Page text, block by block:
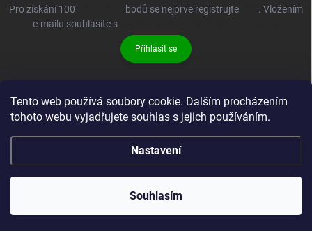
Tento web používá soubory cookie. Dalším procházením
tohoto webu vyjadřujete souhlas s jejich používáním.
Nastavení
Souhlasím
Pro získání 100 bodů se nejprve registrujte
. Vložením
e-mailu souhlasíte s
Přihlásit se
Brandit-store.cz . Všechna práva vyhrazena.